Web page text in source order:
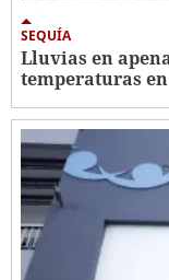
SEQUÍA
Lluvias en
temperaturas